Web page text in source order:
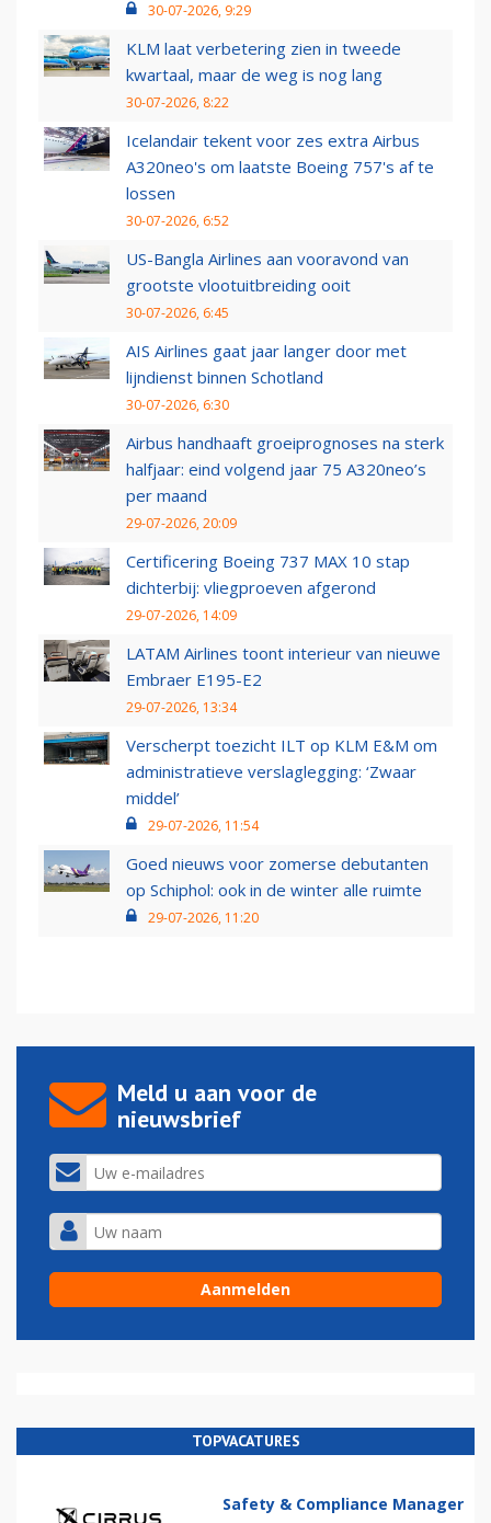
30-07-2026, 9:29
KLM laat verbetering zien in tweede
kwartaal, maar de weg is nog lang
30-07-2026, 8:22
Icelandair tekent voor zes extra Airbus
A320neo's om laatste Boeing 757's af te
lossen
30-07-2026, 6:52
US-Bangla Airlines aan vooravond van
grootste vlootuitbreiding ooit
30-07-2026, 6:45
AIS Airlines gaat jaar langer door met
lijndienst binnen Schotland
30-07-2026, 6:30
Airbus handhaaft groeiprognoses na sterk
halfjaar: eind volgend jaar 75 A320neo’s
per maand
29-07-2026, 20:09
Certificering Boeing 737 MAX 10 stap
dichterbij: vliegproeven afgerond
29-07-2026, 14:09
LATAM Airlines toont interieur van nieuwe
Embraer E195-E2
29-07-2026, 13:34
Verscherpt toezicht ILT op KLM E&M om
administratieve verslaglegging: ‘Zwaar
middel’
29-07-2026, 11:54
Goed nieuws voor zomerse debutanten
op Schiphol: ook in de winter alle ruimte
29-07-2026, 11:20
Meld u aan voor de
nieuwsbrief
TOPVACATURES
Safety & Compliance Manager